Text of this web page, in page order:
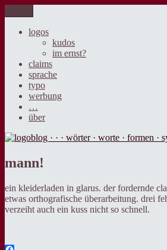
Inhalt
springen
logoblog · · · wörter · worte · formen ·
der blog über sprache, design und werbung.
logos
kudos
im ernst?
claims
sprache
typo
werbung
…
über
mann!
ein kleiderladen in glarus. der fordernde
etwas orthografische überarbeitung. drei
verzeiht auch ein kuss nicht so schnell.